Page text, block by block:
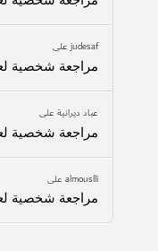
judesafعلى
مراجعة شخصية لعام 2023 وأهداف العام
عباد ديرانيةعلى
مراجعة شخصية لعام 2023 وأهداف العام
almouslliعلى
مراجعة شخصية لعام 2023 وأهداف العام